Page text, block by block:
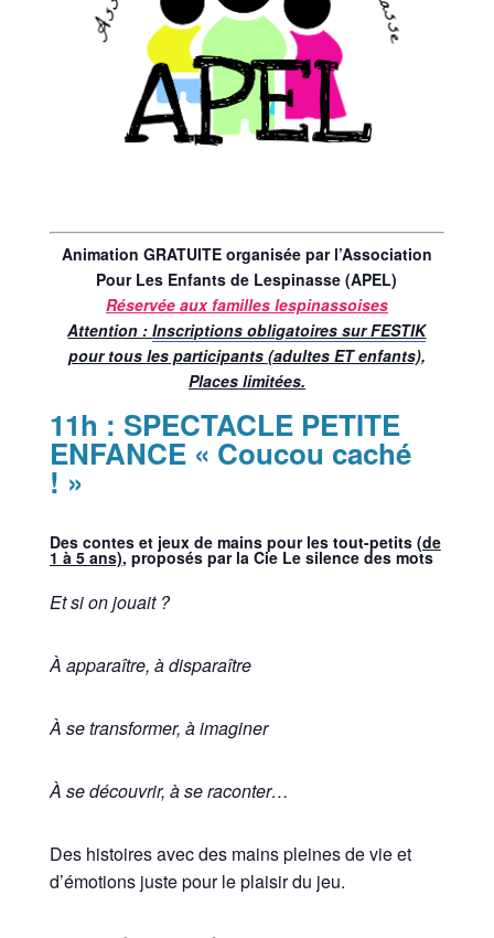
Animation GRATUITE organisée par l’Association
Pour Les Enfants de Lespinasse (APEL)
Réservée aux familles lespinassoises
Attention :Inscriptions obligatoires sur FESTIK
pour tous les participants (adultes ET enfants),
Places limitées.
11h : SPECTACLE PETITE
ENFANCE « Coucou caché
! »
Des contes et jeux de mains pour les tout-petits (de
1 à 5 ans), proposés par la Cie Le silence des mots
Et si on jouait ?
À apparaître, à disparaître
À se transformer, à imaginer
À se découvrir, à se raconter…
Des histoires avec des mains pleines de vie et
d’émotions juste pour le plaisir du jeu.